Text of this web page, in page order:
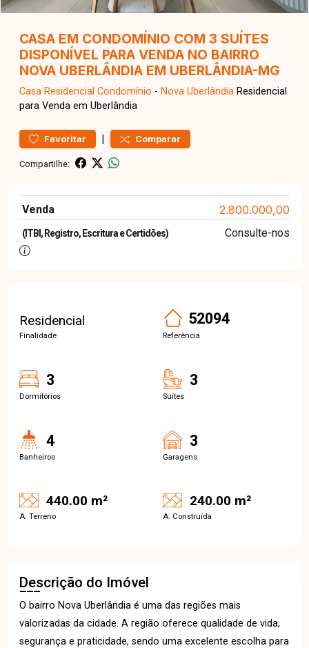
CASA EM CONDOMÍNIO COM 3 SUÍTES
DISPONÍVEL PARA VENDA NO BAIRRO
NOVA UBERLÂNDIA EM UBERLÂNDIA-MG
Casa Residencial Condomínio - Nova Uberlândia Residencial
para Venda em Uberlândia
Favoritar | Comparar
Compartilhe:
Venda 2.800.000,00
(ITBI, Registro, Escritura e Certidões) Consulte-nos
Residencial
Finalidade
52094
Referência
3
Dormitórios
3
Suítes
4
Banheiros
3
Garagens
440.00 m²
A. Terreno
240.00 m²
A. Construída
Descrição do Imóvel
O bairro Nova Uberlândia é uma das regiões mais
valorizadas da cidade. A região oferece qualidade de vida,
segurança e praticidade, sendo uma excelente escolha para